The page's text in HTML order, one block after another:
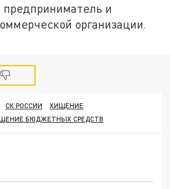
и
организации.
СК РОССИИ
ХИЩЕНИЕ
БЮДЖЕТНЫХ СРЕДСТВ